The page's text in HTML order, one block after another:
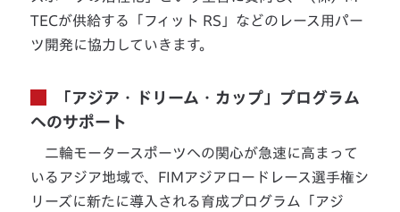
TECが供給する「フィット RS」などのレース用パー
ツ開発に協力していきます。
「アジア・ドリーム・カップ」プログラム
へのサポート
二輪モータースポーツへの関心が急速に高まって
いるアジア地域で、FIMアジアロードレース選手権シ
リーズに新たに導入される育成プログラム「アジ